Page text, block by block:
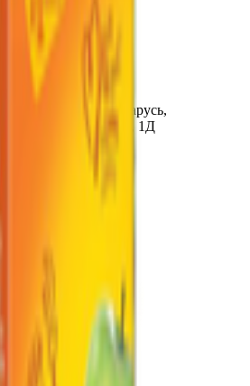
Груп»
Республика Беларусь,
ул. Нахимова, 1Д